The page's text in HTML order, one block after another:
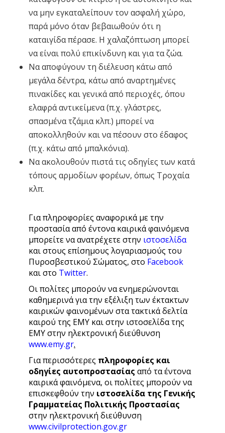
να μην εγκαταλείπουν τον ασφαλή χώρο,
παρά μόνο όταν βεβαιωθούν ότι η
καταιγίδα πέρασε. Η χαλαζόπτωση μπορεί
να είναι πολύ επικίνδυνη και για τα ζώα.
Να αποφύγουν τη διέλευση κάτω από
μεγάλα δέντρα, κάτω από αναρτημένες
πινακίδες και γενικά από περιοχές, όπου
ελαφρά αντικείμενα (π.χ. γλάστρες,
σπασμένα τζάμια κλπ.) μπορεί να
αποκολληθούν και να πέσουν στο έδαφος
(π.χ. κάτω από μπαλκόνια).
Να ακολουθούν πιστά τις οδηγίες των κατά
τόπους αρμοδίων φορέων, όπως Τροχαία
κλπ.
Για πληροφορίες αναφορικά με την
προστασία από έντονα καιρικά φαινόμενα
μπορείτε να ανατρέχετε στην ιστοσελίδα
και στους επίσημους λογαριασμούς του
Πυροσβεστικού Σώματος, στο Facebook
και στο Twitter.
Οι πολίτες μπορούν να ενημερώνονται
καθημερινά για την εξέλιξη των έκτακτων
καιρικών φαινομένων στα τακτικά δελτία
καιρού της ΕΜΥ και στην ιστοσελίδα της
ΕΜΥ στην ηλεκτρονική διεύθυνση
www.emy.gr.
Για περισσότερες πληροφορίες και
οδηγίες αυτοπροστασίας από τα έντονα
καιρικά φαινόμενα, οι πολίτες μπορούν να
επισκεφθούν την ιστοσελίδα της Γενικής
Γραμματείας Πολιτικής Προστασίας
στην ηλεκτρονική διεύθυνση
www.civilprotection.gov.gr